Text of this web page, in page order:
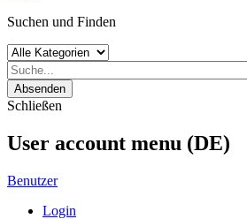
Suchen und Finden
Absenden
Schließen
User account menu (DE)
Benutzer
Login